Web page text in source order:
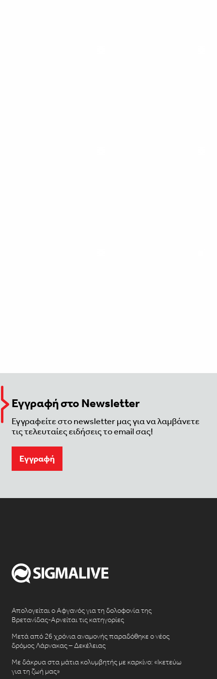
Εγγραφή στο Newsletter
Εγγραφείτε στο newsletter μας για να λαμβάνετε
τις τελευταίες ειδήσεις το email σας!
Eγγραφή
Απολογείται ο Αφγανός για τη δολοφονία της
Βρετανίδας-Αρνείται τις κατηγορίες
Μετά από 26 χρόνια αναμονής παραδόθηκε ο νέος
δρόμος Λάρνακας – Δεκέλειας
Με δάκρυα στα μάτια κολυμβητής με καρκίνο: «Ικετεύω
για τη ζωή μας»